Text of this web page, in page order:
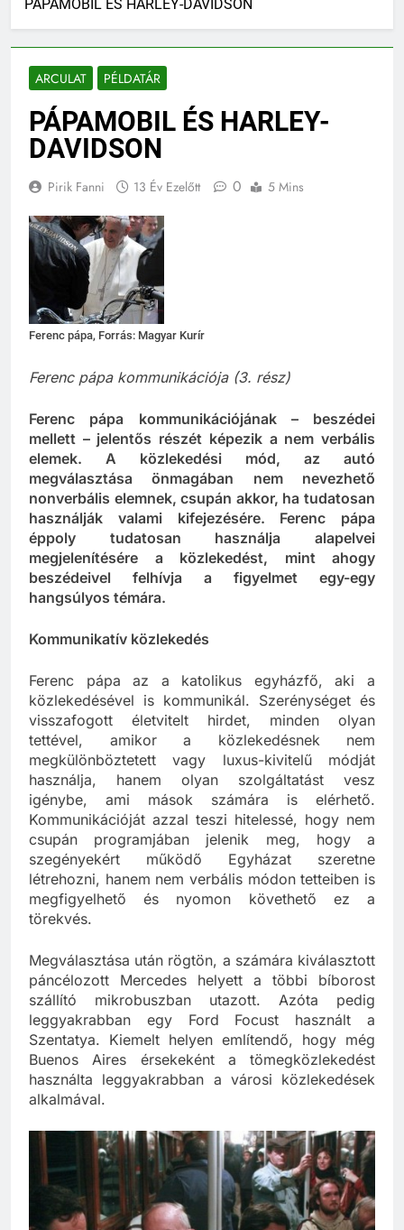
ARCULAT PÉLDATÁR
PÁPAMOBIL ÉS HARLEY-
DAVIDSON
Ferenc pápa kommunikációjának–beszédei
mellett – jelentős részét képezik a nem verbális
elemek. A közlekedési mód, az autó
megválasztása önmagában nem nevezhető
nonverbális elemnek, csupán akkor, ha tudatosan
használják valami kifejezésére. Ferenc pápa
éppoly tudatosan használja alapelvei
megjelenítésére a közlekedést, mint ahogy
beszédeivel felhívja a figyelmet egy-egy
Ferenc pápa az a katolikus egyházfő, aki a
közlekedésével is kommunikál. Szerénységet és
visszafogott életvitelt hirdet, minden olyan
tettével, amikor a közlekedésnek nem
megkülönböztetett vagy luxus-kivitelű módját
használja, hanem olyan szolgáltatást vesz
igénybe, ami mások számára is elérhető.
Kommunikációját azzal teszi hitelessé, hogy nem
csupán programjában jelenik meg, hogy a
szegényekért működő Egyházat szeretne
létrehozni, hanem nem verbális módon tetteiben is
megfigyelhető és nyomon követhető ez a
Megválasztása után rögtön, a számára kiválasztott
páncélozott Mercedes helyett a többi bíborost
szállító mikrobuszban utazott. Azóta pedig
leggyakrabban egy Ford Focust használt a
Szentatya. Kiemelt helyen említendő, hogy még
Buenos Aires érsekeként a tömegközlekedést
használta leggyakrabban a városi közlekedések